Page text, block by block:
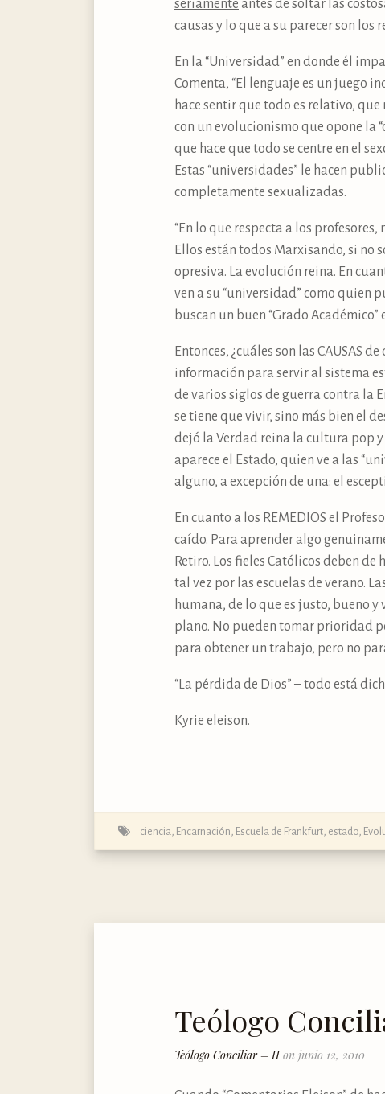
seriamente antes de soltar las
causas y lo que a su parecer son los
En la “Universidad” en donde él
Comenta, “El lenguaje es un juego
hace sentir que todo es relativo,
con un evolucionismo que opone la
que hace que todo se centre en el
Estas “universidades” le hacen
completamente sexualizadas.
“En lo que respecta a los
Ellos están todos Marxisando, si
opresiva. La evolución reina. En
ven a su “universidad” como quien
buscan un buen “Grado
Entonces, ¿cuáles son las CAUSAS
información para servir al sistema
de varios siglos de guerra contra la
se tiene que vivir, sino más bien el
dejó la Verdad reina la cultura pop
aparece el Estado, quien ve a las
alguno, a excepción de una: el
En cuanto a los REMEDIOS el
caído. Para aprender algo
Retiro. Los fieles Católicos deben
tal vez por las escuelas de verano.
humana, de lo que es justo, bueno
plano. No pueden tomar prioridad
para obtener un trabajo, pero no
“La pérdida de Dios” – todo está
Kyrie eleison.
ciencia, Encarnación, Escuela de Frankfurt, estado,
Teólogo
Teólogo Conciliar – IIon junio 12, 2010